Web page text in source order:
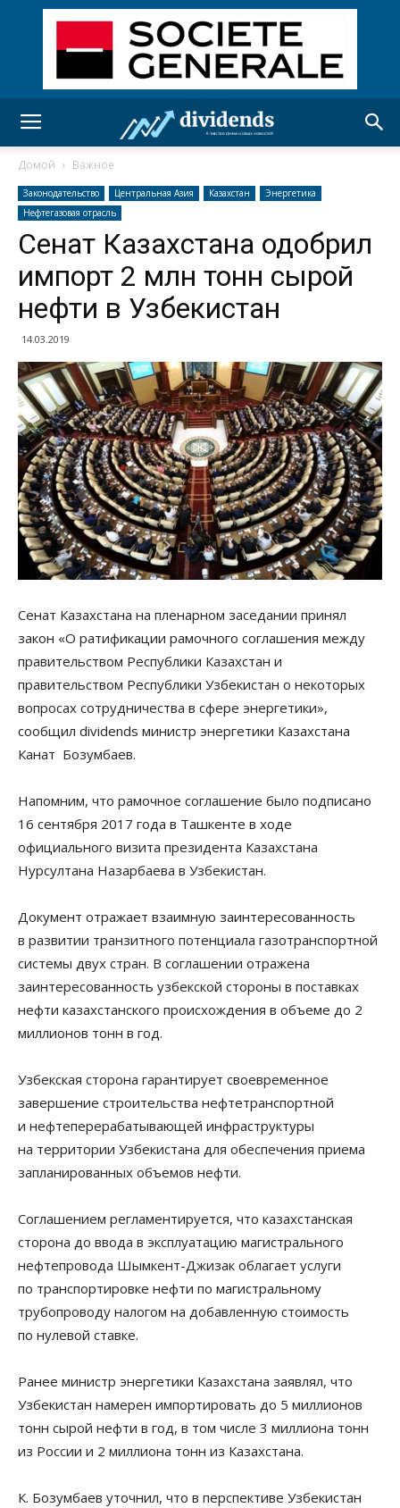
Домой Важное
Законодательство Центральная Азия Казахстан
Энергетика
Нефтегазовая отрасль
Сенат Казахстана одобрил
импорт 2 млн тонн сырой
нефти в Узбекистан
14.03.2019
Сенат Казахстана на пленарном заседании принял
закон «О ратификации рамочного соглашения между
правительством Республики Казахстан и
правительством Республики Узбекистан о некоторых
вопросах сотрудничества в сфере энергетики»,
сообщил dividends министр энергетики Казахстана
Канат Бозумбаев.
Напомним, что рамочное соглашение было подписано
16 сентября 2017 года в Ташкенте в ходе
официального визита президента Казахстана
Нурсултана Назарбаева в Узбекистан.
Документ отражает взаимную заинтересованность
в развитии транзитного потенциала газотранспортной
системы двух стран. В соглашении отражена
заинтересованность узбекской стороны в поставках
нефти казахстанского происхождения в объеме до 2
миллионов тонн в год.
Узбекская сторона гарантирует своевременное
завершение строительства нефтетранспортной
и нефтеперерабатывающей инфраструктуры
на территории Узбекистана для обеспечения приема
запланированных объемов нефти.
Соглашением регламентируется, что казахстанская
сторона до ввода в эксплуатацию магистрального
нефтепровода Шымкент-Джизак облагает услуги
по транспортировке нефти по магистральному
трубопроводу налогом на добавленную стоимость
по нулевой ставке.
Ранее министр энергетики Казахстана заявлял, что
Узбекистан намерен импортировать до 5 миллионов
тонн сырой нефти в год, в том числе 3 миллиона тонн
из России и 2 миллиона тонн из Казахстана.
К. Бозумбаев уточнил, что в перспективе Узбекистан